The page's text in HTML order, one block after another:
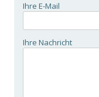
Ihre E-Mail
Ihre Nachricht